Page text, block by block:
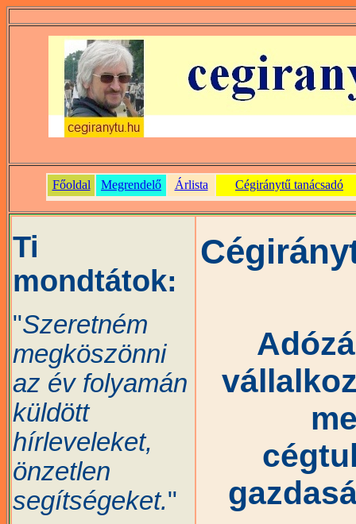
Ti
mondtátok:
"Szeretném
megköszönni
az év folyamán
küldött
hírleveleket,
önzetlen
segítségeket."